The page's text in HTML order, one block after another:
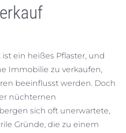
ein heißes Pflaster, und
Immobilie zu verkaufen,
beeinflusst werden. Doch
nüchternen
sich oft unerwartete,
Gründe, die zu einem